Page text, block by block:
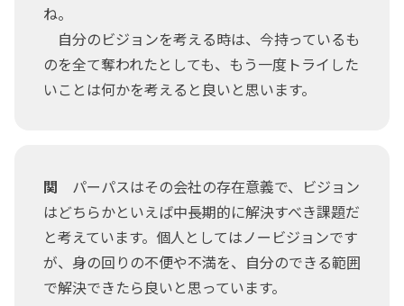
ね。
自分のビジョンを考える時は、今持っているも
のを全て奪われたとしても、もう一度トライした
いことは何かを考えると良いと思います。
関 パーパスはその会社の存在意義で、ビジョン
はどちらかといえば中長期的に解決すべき課題だ
と考えています。個人としてはノービジョンです
が、身の回りの不便や不満を、自分のできる範囲
で解決できたら良いと思っています。